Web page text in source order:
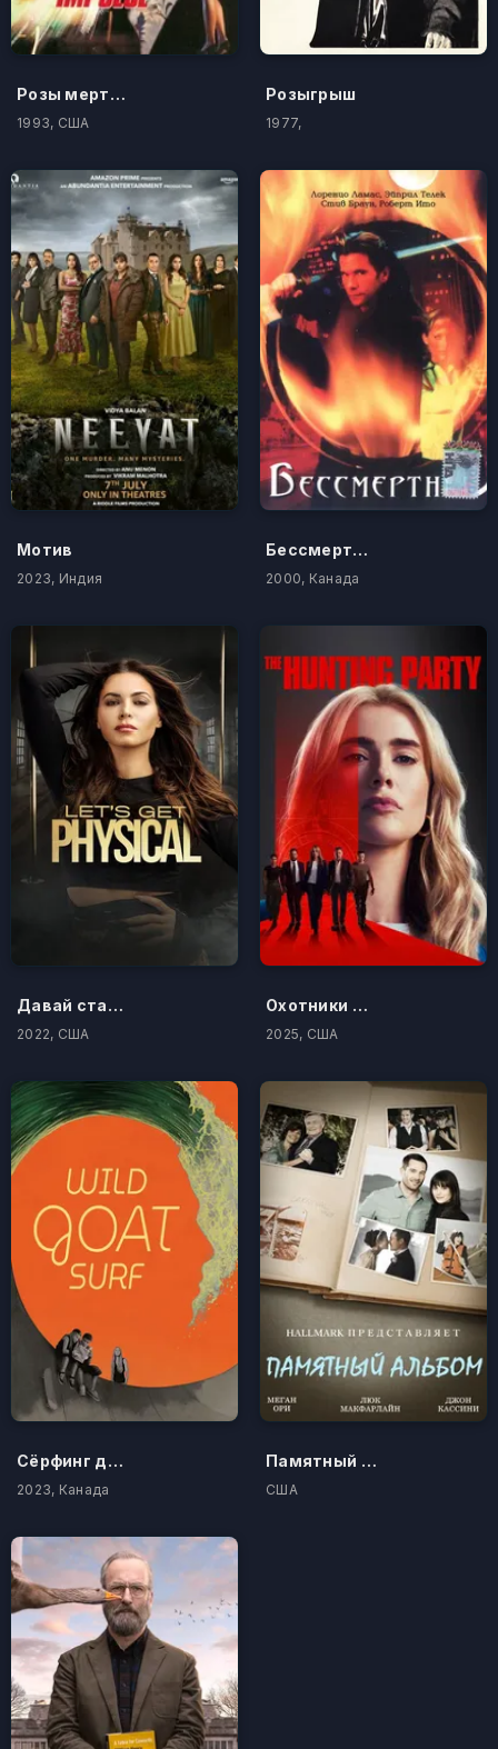
Розы мертвы
1993, США
Розыгрыш
1977,
Мотив
2023, Индия
Бессмертный
2000, Канада
Давай станем ближе
2022, США
Охотники на убийц
2025, США
Сёрфинг дикой Гоут
2023, Канада
Памятный альбом
США